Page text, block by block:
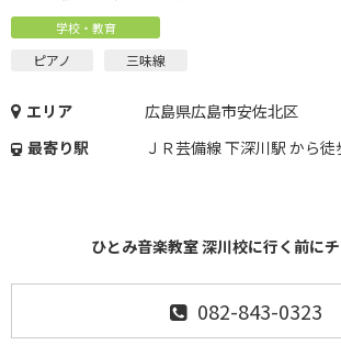
学校・教育
ピアノ 三味線
エリア
広島県広島市安佐北区
最寄り駅
ＪＲ芸備線 下深川駅 から
ひとみ音楽教室 深川校に行く前にチ
082-843-0323